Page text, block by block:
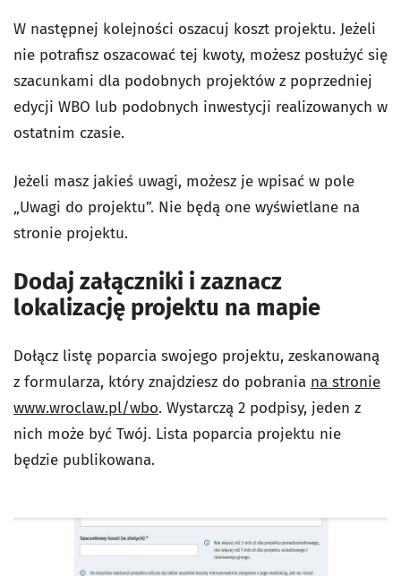
W następnej kolejności oszacuj koszt projektu. Jeżeli
nie potrafisz oszacować tej kwoty, możesz posłużyć się
szacunkami dla podobnych projektów z poprzedniej
edycji WBO lub podobnych inwestycji realizowanych w
ostatnim czasie.
Jeżeli masz jakieś uwagi, możesz je wpisać w pole
„Uwagi do projektu”. Nie będą one wyświetlane na
stronie projektu.
Dodaj załączniki i zaznacz
lokalizację projektu na mapie
Dołącz listę poparcia swojego projektu, zeskanowaną
z formularza, który znajdziesz do pobrania na stronie
www.wroclaw.pl/wbo. Wystarczą 2 podpisy, jeden z
nich może być Twój. Lista poparcia projektu nie
będzie publikowana.